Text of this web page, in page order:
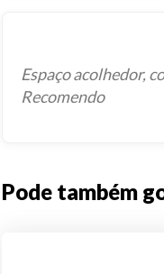
Espaço acolhedor,
Recomendo
Pode também